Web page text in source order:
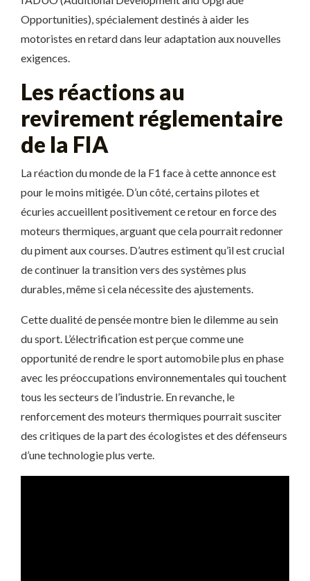
Opportunities), spécialement destinés à aider les
motoristes en retard dans leur adaptation aux nouvelles
exigences.
Les réactions au
revirement réglementaire
de la FIA
La réaction du monde de la F1 face à cette annonce est
pour le moins mitigée. D’un côté, certains pilotes et
écuries accueillent positivement ce retour en force des
moteurs thermiques, arguant que cela pourrait redonner
du piment aux courses. D’autres estiment qu’il est crucial
de continuer la transition vers des systèmes plus
durables, même si cela nécessite des ajustements.
Cette dualité de pensée montre bien le dilemme au sein
du sport. L’électrification est perçue comme une
opportunité de rendre le sport automobile plus en phase
avec les préoccupations environnementales qui touchent
tous les secteurs de l’industrie. En revanche, le
renforcement des moteurs thermiques pourrait susciter
des critiques de la part des écologistes et des défenseurs
d’une technologie plus verte.